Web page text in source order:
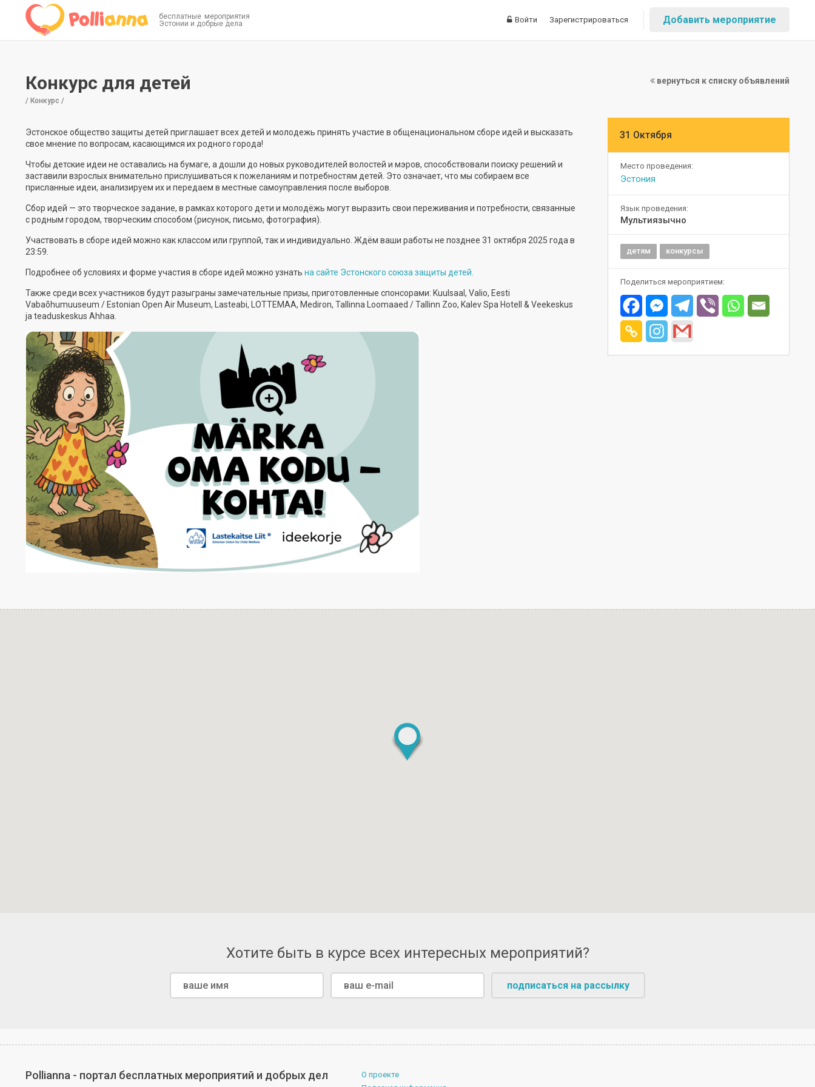
бесплатные мероприятия
Эстонии и добрые дела
Войти Зарегистрироваться Добавить мероприятие
вернуться к списку объявлений
Конкурс для детей
/ Конкурс /
Эстонское общество защиты детей приглашает всех детей и молодежь принять участие в общенациональном сборе идей и высказать
свое мнение по вопросам, касающимся их родного города!
Чтобы детские идеи не оставались на бумаге, а дошли до новых руководителей волостей и мэров, способствовали поиску решений и
заставили взрослых внимательно прислушиваться к пожеланиям и потребностям детей. Это означает, что мы собираем все
присланные идеи, анализируем их и передаем в местные самоуправления после выборов.
Сбор идей — это творческое задание, в рамках которого дети и молодёжь могут выразить свои переживания и потребности, связанные
с родным городом, творческим способом (рисунок, письмо, фотография).
Участвовать в сборе идей можно как классом или группой, так и индивидуально. Ждём ваши работы не позднее 31 октября 2025 года в
23:59.
Подробнее об условиях и форме участия в сборе идей можно узнать на сайте Эстонского союза защиты детей.
Также среди всех участников будут разыграны замечательные призы, приготовленные спонсорами: Kuulsaal, Valio, Eesti
Vabaõhumuuseum / Estonian Open Air Museum, Lasteabi, LOTTEMAA, Mediron, Tallinna Loomaaed / Tallinn Zoo, Kalev Spa Hotell & Veekeskus
ja teaduskeskus Ahhaa.
31 Октября
Место проведения:
Эстония
Язык проведения:
Мультиязычно
детям конкурсы
Поделиться мероприятием:
Хотите быть в курсе всех интересных мероприятий?
подписаться на рассылку
Pollianna - портал бесплатных мероприятий и добрых дел
О проекте